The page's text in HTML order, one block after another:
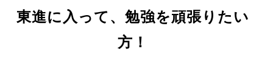
東進に入って、勉強を頑張りたい
方！